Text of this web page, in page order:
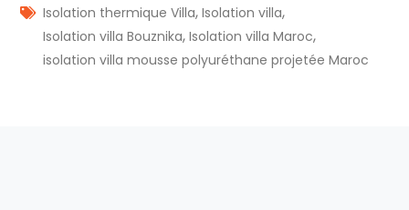
Isolation thermique Villa,Isolation villa,
Isolation villa Bouznika,Isolation villa Maroc,
isolation villa mousse polyuréthane projetée Maroc